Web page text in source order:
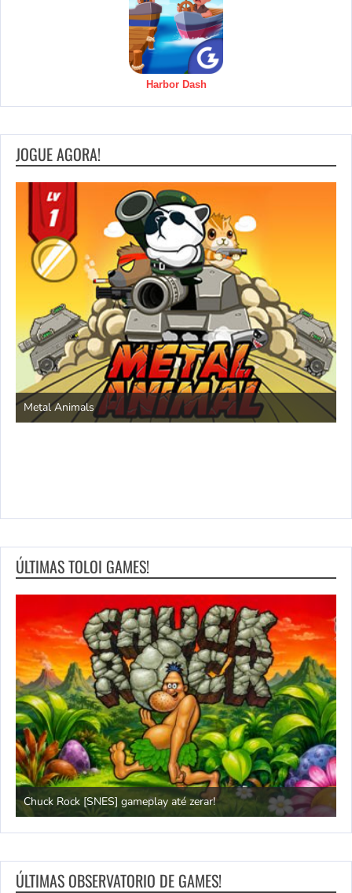
Harbor Dash
JOGUE AGORA!
Save the Princess
ÚLTIMAS TOLOI GAMES!
zerar! Power Instinct 2: A véia contra-
ÚLTIMAS OBSERVATORIO DE GAMES!